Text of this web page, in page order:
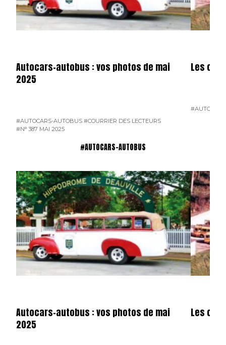
Autocars-autobus : vos photos de mai
2025
#AUTOCARS-AUTOBUS #COURRIER DES LECTEURS
#N° 387 MAI 2025
Les
#AUTOCARS-AUTOBUS
Autocars-autobus : vos photos de mai
2025
Les